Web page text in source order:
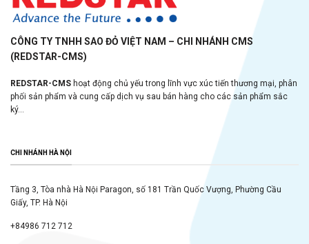
CÔNG TY TNHH SAO ĐỎ VIỆT NAM – CHI NHÁNH CMS
(REDSTAR-CMS)
REDSTAR-CMS hoạt động chủ yếu trong lĩnh vực xúc tiến thương mại, phân
phối sản phẩm và cung cấp dịch vụ sau bán hàng cho các sản phẩm sắc
ký...
CHI NHÁNH HÀ NỘI
Tầng 3, Tòa nhà Hà Nội Paragon, số 181 Trần Quốc Vượng, Phường Cầu
Giấy, TP. Hà Nội
+84986 712 712